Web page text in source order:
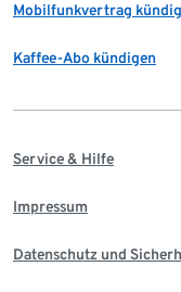
Mobilfunkvertrag
Kaffee-Abo kündigen
Service & Hilfe
Impressum
Datenschutz und